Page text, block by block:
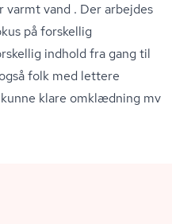
vand . Der arbejdes
på forskellig
indhold fra gang til
folk med lettere
klare omklædning mv